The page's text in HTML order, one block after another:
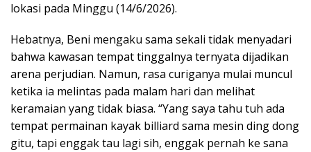
lokasi pada Minggu (14/6/2026).
Hebatnya, Beni mengaku sama sekali tidak menyadari
bahwa kawasan tempat tinggalnya ternyata dijadikan
arena perjudian. Namun, rasa curiganya mulai muncul
ketika ia melintas pada malam hari dan melihat
keramaian yang tidak biasa. “Yang saya tahu tuh ada
tempat permainan kayak billiard sama mesin ding dong
gitu, tapi enggak tau lagi sih, enggak pernah ke sana